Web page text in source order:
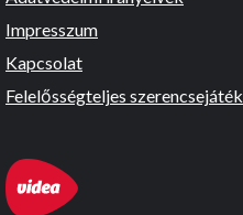
Impresszum
Kapcsolat
Felelősségteljes szerencsejáték